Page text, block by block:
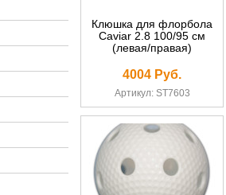
Клюшка для флорбола
Caviar 2.8 100/95 см
(левая/правая)
4004 Руб.
Артикул: ST7603